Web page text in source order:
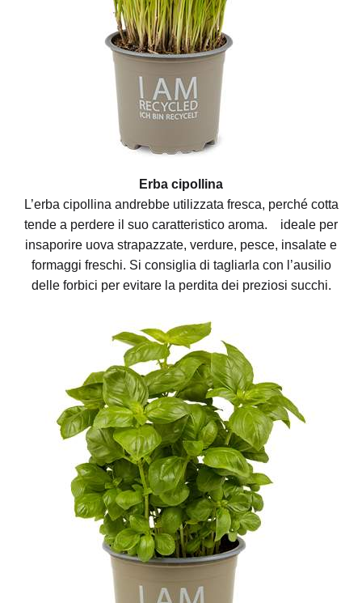
Erba cipollina
L’erba cipollina andrebbe utilizzata fresca, perché cotta
tende a perdere il suo caratteristico aroma. ideale per
insaporire uova strapazzate, verdure, pesce, insalate e
formaggi freschi. Si consiglia di tagliarla con l’ausilio
delle forbici per evitare la perdita dei preziosi succhi.